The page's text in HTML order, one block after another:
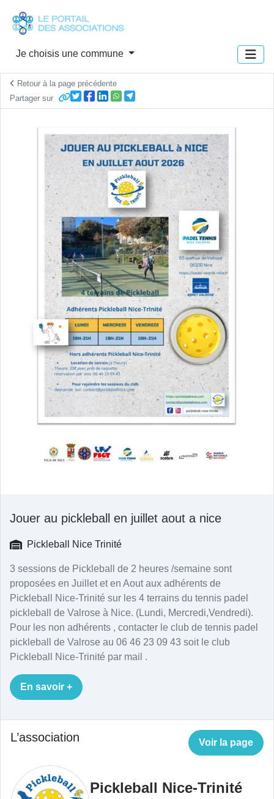
Je choisis une commune
Retour à la page précédente
Partager sur
Jouer au pickleball en juillet aout a nice
Pickleball Nice Trinité
3 sessions de Pickleball de 2 heures /semaine sont
proposées en Juillet et en Aout aux adhérents de
Pickleball Nice-Trinité sur les 4 terrains du tennis padel
pickleball de Valrose à Nice. (Lundi, Mercredi,Vendredi).
Pour les non adhérents , contacter le club de tennis padel
pickleball de Valrose au 06 46 23 09 43 soit le club
Pickleball Nice-Trinité par mail .
En savoir +
L’association Voir la page
Pickleball Nice-Trinité